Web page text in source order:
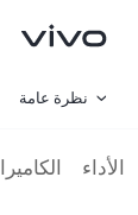
نظرة عامة
الأداء الكاميرا